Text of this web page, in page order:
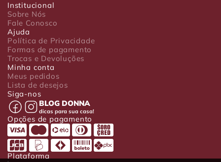
Institucional
Sobre Nós
Fale Conosco
Ajuda
Política de Privacidade
Formas de pagamento
Trocas e Devoluções
Minha conta
Meus pedidos
Lista de desejos
Siga-nos
BLOG DONNA
dicas para sua casa!
Opções de pagamento
Plataforma